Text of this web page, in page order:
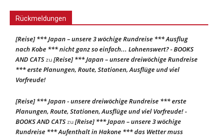
Rückmeldungen
[Reise] *** Japan – unsere 3 wöchige Rundreise *** Ausflug
nach Kobe *** nicht ganz so einfach... Lohnenswert? - BOOKS
AND CATSzu[Reise] *** Japan – unsere dreiwöchige Rundreise
*** erste Planungen, Route, Stationen, Ausflüge und viel
Vorfreude!
[Reise] *** Japan - unsere dreiwöchige Rundreise *** erste
Planungen, Route, Stationen, Ausflüge und viel Vorfreude! -
BOOKS AND CATSzu[Reise] *** Japan – unsere 3 wöchige
Rundreise *** Aufenthalt in Hakone *** das Wetter muss